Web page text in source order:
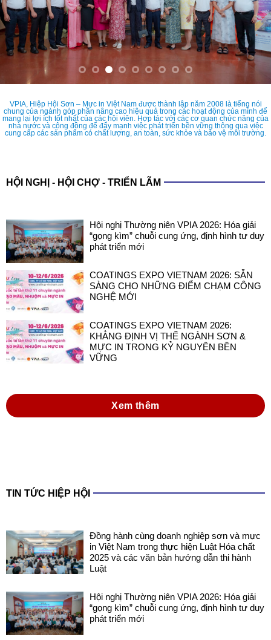
VPIA, Hiệp Hội Sơn – Mực in Việt Nam được thành lập năm 2008 là tiếng nói
chung của ngành góp phần nâng cao hiệu quả trong các hoạt động của mình để
mang lại lợi ích tốt nhất của các hội viên. Hợp tác với các cơ quan chức năng của
nhà nước và cộng đồng để đẩy mạnh việc phát triển bền vững thông qua việc
cung cấp các sản phẩm có chất lượng, an toàn, sức khỏe và bảo vệ môi trường.
HỘI NGHỊ - HỘI CHỢ - TRIỂN LÃM
Hội nghị Thường niên VPIA 2026: Hóa giải
“gọng kìm” chuỗi cung ứng, định hình tư duy
phát triển mới
COATINGS EXPO VIETNAM 2026: SẴN
SÀNG CHO NHỮNG ĐIỂM CHẠM CÔNG
NGHỆ MỚI
COATINGS EXPO VIETNAM 2026:
KHẲNG ĐỊNH VỊ THẾ NGÀNH SƠN &
MỰC IN TRONG KỶ NGUYÊN BỀN
VỮNG
Xem thêm
TIN TỨC HIỆP HỘI
Đồng hành cùng doanh nghiệp sơn và mực
in Việt Nam trong thực hiện Luật Hóa chất
2025 và các văn bản hướng dẫn thi hành
Luật
Hội nghị Thường niên VPIA 2026: Hóa giải
“gọng kìm” chuỗi cung ứng, định hình tư duy
phát triển mới